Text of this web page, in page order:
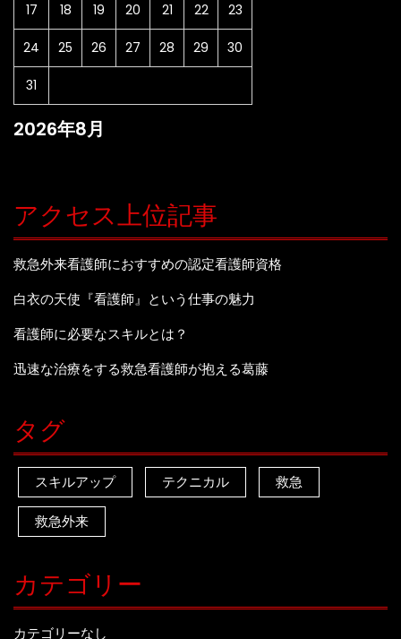
2026年8月
17 18 19 20 21 22 23
24 25 26 27 28 29 30
31
アクセス上位記事
救急外来看護師におすすめの認定看護師資格
白衣の天使『看護師』という仕事の魅力
看護師に必要なスキルとは？
迅速な治療をする救急看護師が抱える葛藤
タグ
スキルアップ テクニカル 救急
救急外来
カテゴリー
カテゴリーなし